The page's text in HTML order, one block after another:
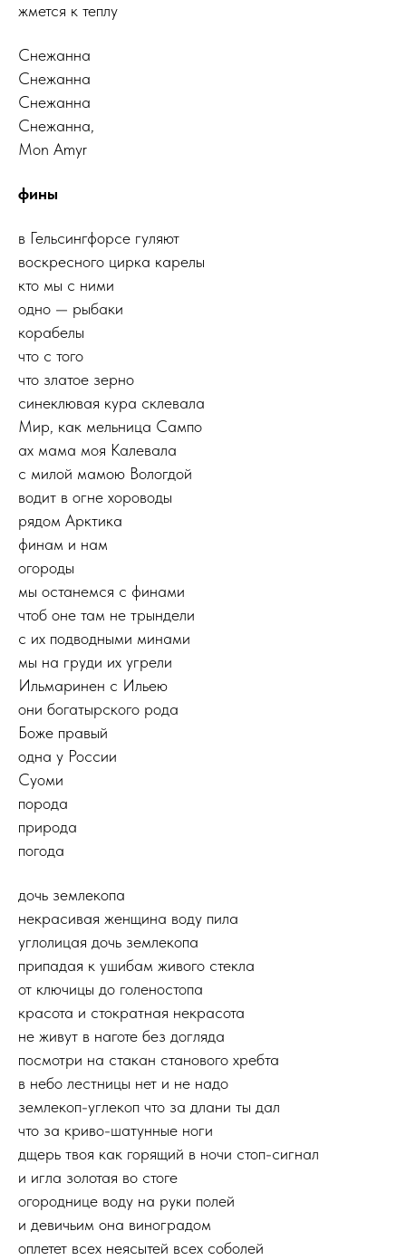
жмется к теплу
Снежанна
Снежанна
Снежанна
Снежанна,
Mon Amyr
фины
в Гельсингфорсе гуляют
воскресного цирка карелы
кто мы с ними
одно — рыбаки
корабелы
что с того
что златое зерно
синеклювая кура склевала
Мир, как мельница Сампо
ах мама моя Калевала
с милой мамою Вологдой
водит в огне хороводы
рядом Арктика
финам и нам
огороды
мы останемся с финами
чтоб оне там не трындели
с их подводными минами
мы на груди их угрели
Ильмаринен с Ильею
они богатырского рода
Боже правый
одна у России
Суоми
порода
природа
погода
дочь землекопа
некрасивая женщина воду пила
углолицая дочь землекопа
припадая к ушибам живого стекла
от ключицы до голеностопа
красота и стократная некрасота
не живут в наготе без догляда
посмотри на стакан станового хребта
в небо лестницы нет и не надо
землекоп-углекоп что за длани ты дал
что за криво-шатунные ноги
дщерь твоя как горящий в ночи стоп-сигнал
и игла золотая во стоге
огороднице воду на руки полей
и девичьим она виноградом
оплетет всех неясытей всех соболей